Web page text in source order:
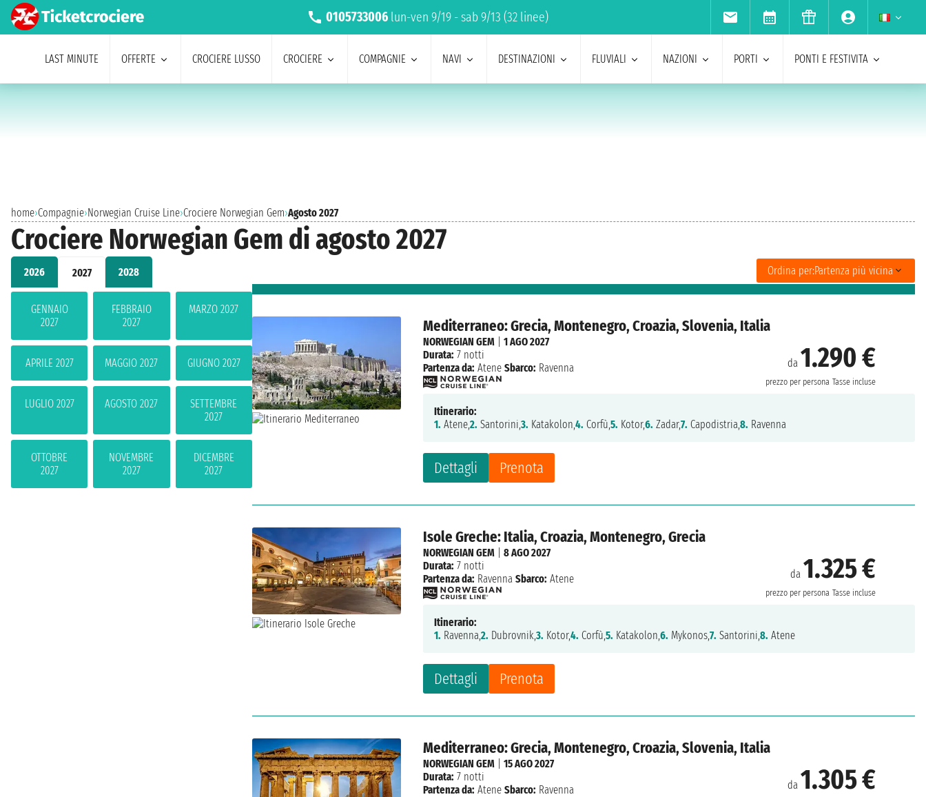
0105733006 lun-ven 9/19 - sab 9/13 (32 linee)
LAST MINUTE OFFERTE CROCIERE LUSSO CROCIERE COMPAGNIE NAVI DESTINAZIONI FLUVIALI NAZIONI PORTI PONTI E FESTIVITA
home›Compagnie›Norwegian Cruise Line›Crociere Norwegian Gem›Agosto 2027
Crociere Norwegian Gem di agosto 2027
2026 2027 2028
GENNAIO
2027
FEBBRAIO
2027
MARZO 2027
APRILE 2027 MAGGIO 2027 GIUGNO 2027
LUGLIO 2027 AGOSTO 2027
SETTEMBRE
2027
OTTOBRE
2027
NOVEMBRE
2027
DICEMBRE
2027
Ordina per:Partenza più vicina
Mediterraneo: Grecia, Montenegro, Croazia, Slovenia, Italia
da 1.290 €
prezzo per persona Tasse incluse
Dettagli Prenota
NORWEGIAN GEM |1 AGO 2027
Durata: 7 notti
Partenza da: Atene Sbarco: Ravenna
Itinerario:
1. Atene,2. Santorini,3. Katakolon,4. Corfù,5. Kotor,6. Zadar,7. Capodistria,8. Ravenna
Isole Greche: Italia, Croazia, Montenegro, Grecia
da 1.325 €
prezzo per persona Tasse incluse
Dettagli Prenota
NORWEGIAN GEM |8 AGO 2027
Durata: 7 notti
Partenza da: Ravenna Sbarco: Atene
Itinerario:
1. Ravenna,2. Dubrovnik,3. Kotor,4. Corfù,5. Katakolon,6. Mykonos,7. Santorini,8. Atene
Mediterraneo: Grecia, Montenegro, Croazia, Slovenia, Italia
da 1.305 €
NORWEGIAN GEM |15 AGO 2027
Durata: 7 notti
Partenza da: Atene Sbarco: Ravenna